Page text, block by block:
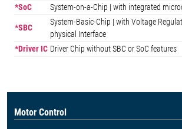
*SoC
System-on-a-Chip | with integrated
*SBC
System-Basic-Chip | with Voltage
physical Interface
*Driver IC Driver Chip without SBC or SoC features
Motor Control